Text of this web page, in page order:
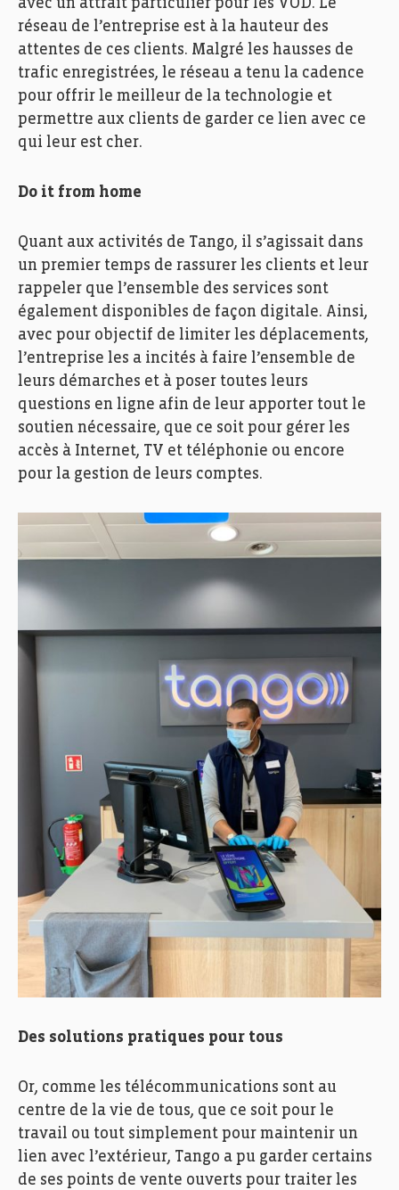
avec un attrait particulier pour les VOD. Le
réseau de l’entreprise est à la hauteur des
attentes de ces clients. Malgré les hausses de
trafic enregistrées, le réseau a tenu la cadence
pour offrir le meilleur de la technologie et
permettre aux clients de garder ce lien avec ce
qui leur est cher.
Do it from home
Quant aux activités de Tango, il s’agissait dans
un premier temps de rassurer les clients et leur
rappeler que l’ensemble des services sont
également disponibles de façon digitale. Ainsi,
avec pour objectif de limiter les déplacements,
l’entreprise les a incités à faire l’ensemble de
leurs démarches et à poser toutes leurs
questions en ligne afin de leur apporter tout le
soutien nécessaire, que ce soit pour gérer les
accès à Internet, TV et téléphonie ou encore
pour la gestion de leurs comptes.
Des solutions pratiques pour tous
Or, comme les télécommunications sont au
centre de la vie de tous, que ce soit pour le
travail ou tout simplement pour maintenir un
lien avec l’extérieur, Tango a pu garder certains
de ses points de vente ouverts pour traiter les